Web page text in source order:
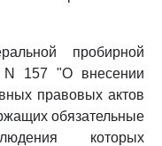
пробирной
N 157 "О внесении
правовых актов
обязательные
которых